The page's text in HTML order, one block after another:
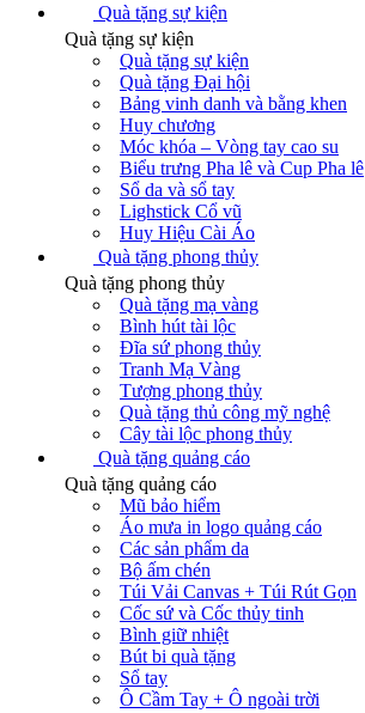
Quà tặng sự kiện
Quà tặng sự kiện
Quà tặng sự kiện
Quà tặng Đại hội
Bảng vinh danh và bằng khen
Huy chương
Móc khóa – Vòng tay cao su
Biểu trưng Pha lê và Cup Pha lê
Sổ da và sổ tay
Lighstick Cổ vũ
Huy Hiệu Cài Áo
Quà tặng phong thủy
Quà tặng phong thủy
Quà tặng mạ vàng
Bình hút tài lộc
Đĩa sứ phong thủy
Tranh Mạ Vàng
Tượng phong thủy
Quà tặng thủ công mỹ nghệ
Cây tài lộc phong thủy
Quà tặng quảng cáo
Quà tặng quảng cáo
Mũ bảo hiểm
Áo mưa in logo quảng cáo
Các sản phẩm da
Bộ ấm chén
Túi Vải Canvas + Túi Rút Gọn
Cốc sứ và Cốc thủy tinh
Bình giữ nhiệt
Bút bi quà tặng
Sổ tay
Ô Cầm Tay + Ô ngoài trời